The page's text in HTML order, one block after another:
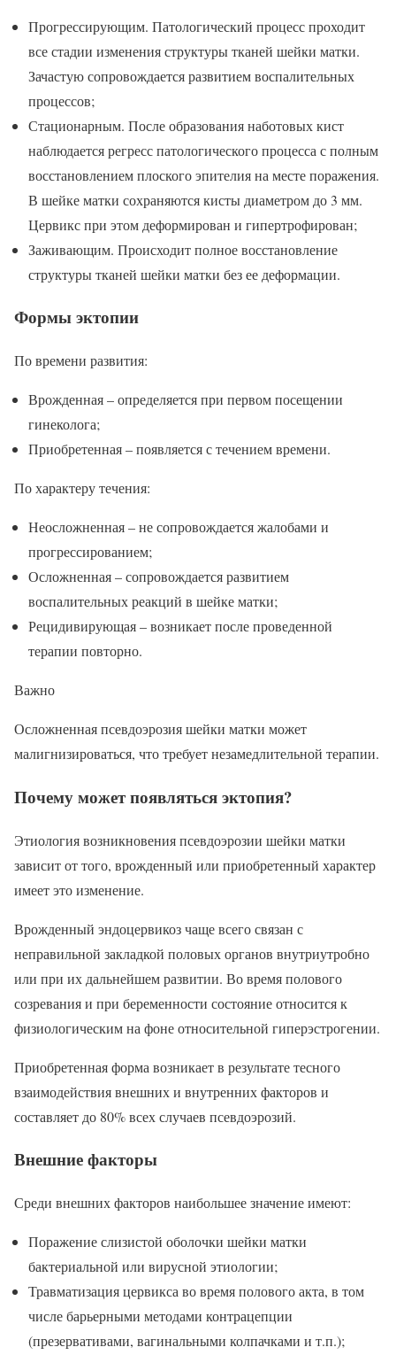
Прогрессирующим. Патологический процесс проходит
все стадии изменения структуры тканей шейки матки.
Зачастую сопровождается развитием воспалительных
процессов;
Стационарным. После образования наботовых кист
наблюдается регресс патологического процесса с полным
восстановлением плоского эпителия на месте поражения.
В шейке матки сохраняются кисты диаметром до 3 мм.
Цервикс при этом деформирован и гипертрофирован;
Заживающим. Происходит полное восстановление
структуры тканей шейки матки без ее деформации.
Формы эктопии
По времени развития:
Врожденная – определяется при первом посещении
гинеколога;
Приобретенная – появляется с течением времени.
По характеру течения:
Неосложненная – не сопровождается жалобами и
прогрессированием;
Осложненная – сопровождается развитием
воспалительных реакций в шейке матки;
Рецидивирующая – возникает после проведенной
терапии повторно.
Важно
Осложненная псевдоэрозия шейки матки может
малигнизироваться, что требует незамедлительной терапии.
Почему может появляться эктопия?
Этиология возникновения псевдоэрозии шейки матки
зависит от того, врожденный или приобретенный характер
имеет это изменение.
Врожденный эндоцервикоз чаще всего связан с
неправильной закладкой половых органов внутриутробно
или при их дальнейшем развитии. Во время полового
созревания и при беременности состояние относится к
физиологическим на фоне относительной гиперэстрогении.
Приобретенная форма возникает в результате тесного
взаимодействия внешних и внутренних факторов и
составляет до 80% всех случаев псевдоэрозий.
Внешние факторы
Среди внешних факторов наибольшее значение имеют:
Поражение слизистой оболочки шейки матки
бактериальной или вирусной этиологии;
Травматизация цервикса во время полового акта, в том
числе барьерными методами контрацепции
(презервативами, вагинальными колпачками и т.п.);